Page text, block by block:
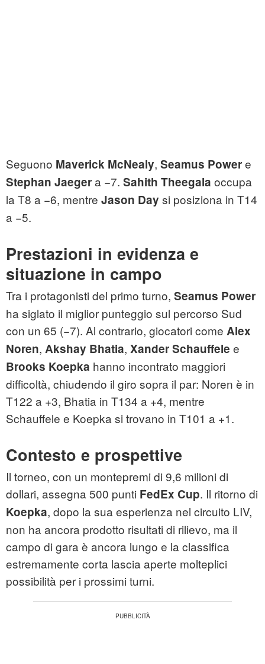
Seguono Maverick McNealy, Seamus Powere
Stephan Jaegera −7. Sahith Theegala occupa
la T8 a −6, mentre Jason Day si posiziona in T14
a −5.
Prestazioni in evidenza e
situazione in campo
Tra i protagonisti del primo turno, Seamus Power
ha siglato il miglior punteggio sul percorso Sud
con un 65 (−7). Al contrario, giocatori come Alex
Noren, Akshay Bhatia, Xander Schauffele e
Brooks Koepka hanno incontrato maggiori
difficoltà, chiudendo il giro sopra il par: Noren è in
T122 a +3, Bhatia in T134 a +4, mentre
Schauffele e Koepka si trovano in T101 a +1.
Contesto e prospettive
Il torneo, con un montepremi di 9,6 milioni di
dollari, assegna 500 punti FedEx Cup. Il ritorno di
Koepka, dopo la sua esperienza nel circuito LIV,
non ha ancora prodotto risultati di rilievo, ma il
campo di gara è ancora lungo e la classifica
estremamente corta lascia aperte molteplici
possibilità per i prossimi turni.